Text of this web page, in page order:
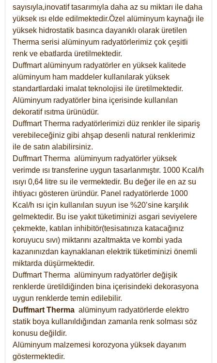
sayısıyla,inovatif tasarımıyla daha az su miktarı ile daha
yüksek ısı elde edilmektedir.Özel alüminyum kaynağı ile
yüksek hidrostatik basınca dayanıklı olarak üretilen
Therma serisi alüminyum radyatörlerimiz çok çeşitli
renk ve ebatlarda üretilmektedir.
Duffmart alüminyum radyatörler en yüksek kalitede
alüminyum ham maddeler kullanılarak yüksek
standartlardaki imalat teknolojisi ile üretilmektedir.
Alüminyum radyatörler bina içerisinde kullanılan
dekoratif ısıtma ürünüdür.
Duffmart Therma radyatörlerimizi düz renkler ile sipariş
verebileceğiniz gibi ahşap desenli natural renklerimiz
ile de satın alabilirsiniz.
Duffmart Therma alüminyum radyatörler yüksek
verimde ısı transferine uygun tasarlanmıştır. 1000 Kcal/h
ısıyı 0,64 litre su ile vermektedir. Bu değer ile en az su
ihtiyacı gösteren üründür. Panel radyatörlerde 1000
Kcal/h ısı için kullanılan suyun ise %20’sine karşılık
gelmektedir. Bu ise yakıt tüketiminizi asgari seviyelere
çekmekte, katılan inhibitör(tesisatınıza katacağınız
koruyucu sıvı) miktarını azaltmakta ve kombi yada
kazanınızdan kaynaklanan elektrik tüketiminizi önemli
miktarda düşürmektedir.
Duffmart Therma alüminyum radyatörler değişik
renklerde üretildiğinden bina içerisindeki dekorasyona
uygun renklerde temin edilebilir.
Duffmart Therma alüminyum radyatörlerde elektro
statik boya kullanıldığından zamanla renk solması söz
konusu değildir.
Alüminyum malzemesi korozyona yüksek dayanım
göstermektedir.